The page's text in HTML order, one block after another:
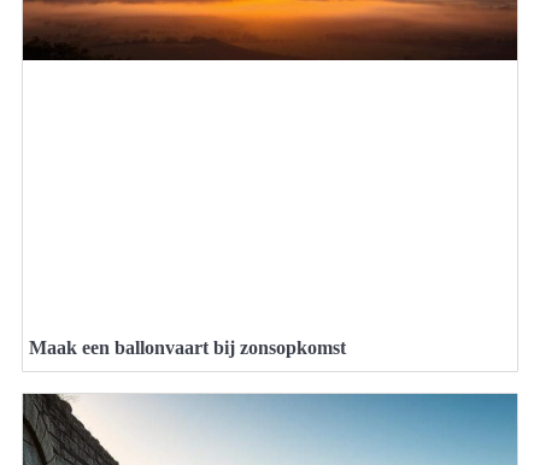
Maak een ballonvaart bij zonsopkomst